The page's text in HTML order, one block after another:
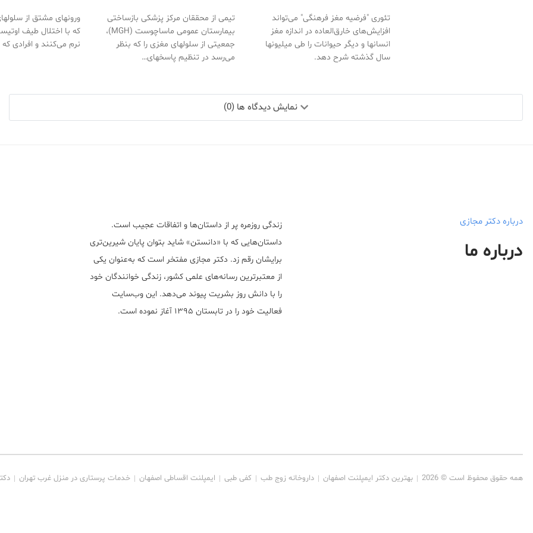
تئوری "فرضیه مغز فرهنگی" می‌تواند
افزایش‌های خارق‌العاده در اندازه مغز
انسانها و دیگر حیوانات را طی میلیونها
سال گذشته شرح دهد.
تیمی از محققان مرکز پزشکی بازساختی
بیمارستان عمومی ماساچوست (MGH)،
جمعیتی از سلولهای مغزی را که بنظر
می‌رسد در تنظیم پاسخهای…
ورونهای مشتق از
که با اختلال طیف
نرم می‌کنند و افرادی
نمایش دیدگاه ها (0)
درباره دکتر مجازی
درباره ما
زندگی روزمره پر از داستان‌ها و اتفاقات عجیب است.
داستان‌هایی که با «دانستن» شاید بتوان پایان شیرین‌تری
برایشان رقم زد. دکتر مجازی مفتخر است که به‌عنوان یکی
از معتبر‌ترین رسانه‌های علمی کشور، زندگی خوانندگان خود
را با دانش روز بشریت پیوند می‌دهد. این وب‌سایت
فعالیت خود را در تابستان ۱۳۹۵ آغاز نموده است.
همه حقوق محفوظ است © 2026 بهترین دکتر ایمپلنت اصفهان داروخانه زوج طب کفی طبی ایمپلنت اقساطی اصفهان خدمات پرستاری در منزل غرب تهران